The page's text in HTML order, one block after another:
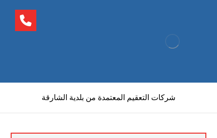
شركات التعقيم المعتمدة من بلدية الشارقة